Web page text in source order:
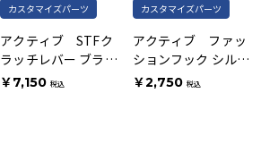
カスタマイズパーツ
アクティブ STFク
ラッチレバー ブラッ
ク
￥7,150 税込
カスタマイズパーツ
アクティブ ファッ
ションフック シルバ
ー
￥2,750 税込